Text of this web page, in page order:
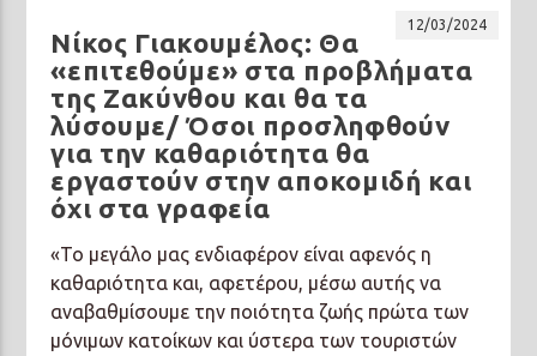
12/03/2024
Νίκος Γιακουμέλος: Θα
«επιτεθούμε» στα προβλήματα
της Ζακύνθου και θα τα
λύσουμε/ Όσοι προσληφθούν
για την καθαριότητα θα
εργαστούν στην αποκομιδή και
όχι στα γραφεία
«Το μεγάλο μας ενδιαφέρον είναι αφενός η
καθαριότητα και, αφετέρου, μέσω αυτής να
αναβαθμίσουμε την ποιότητα ζωής πρώτα των
μόνιμων κατοίκων και ύστερα των τουριστών